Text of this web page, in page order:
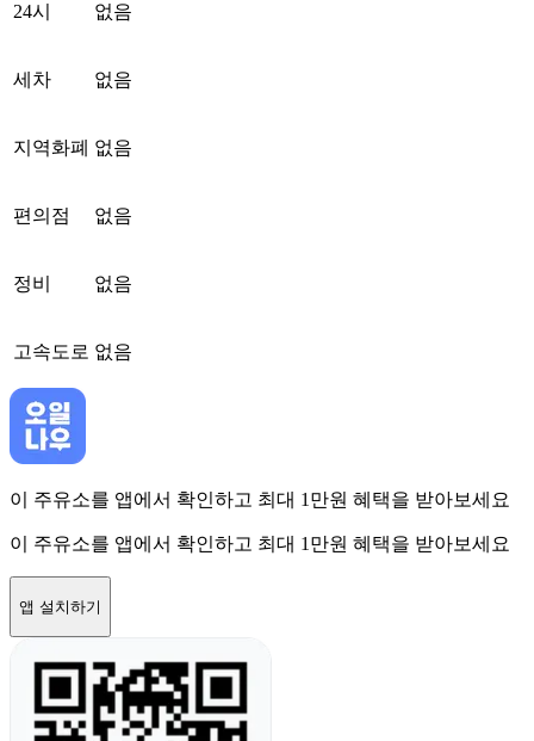
24시 없음
세차 없음
지역화폐 없음
편의점 없음
정비 없음
고속도로 없음
이 주유소를 앱에서 확인하고 최대 1만원 혜택을 받아보세요
이 주유소를 앱에서 확인하고 최대 1만원 혜택을 받아보세요
앱 설치하기